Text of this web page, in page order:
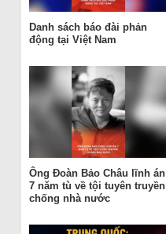
Danh sách báo đài phản
động tại Việt Nam
Ông Đoàn Bảo Châu lĩnh án
7 năm tù về tội tuyên truyền
chống nhà nước